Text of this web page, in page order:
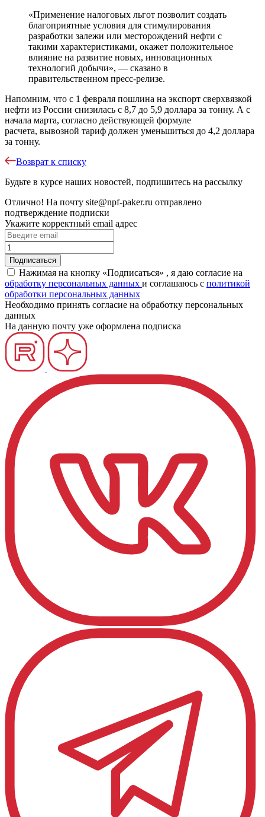
«Применение налоговых льгот позволит создать
благоприятные условия для стимулирования
разработки залежи или месторождений нефти с
такими характеристиками, окажет положительное
влияние на развитие новых, инновационных
технологий добычи», — сказано в
правительственном пресс-релизе.
Напомним, что с 1 февраля пошлина на экспорт сверхвязкой
нефти из России снизилась с 8,7 до 5,9 доллара за тонну. А с
начала марта, согласно действующей формуле
расчета, вывозной тариф должен уменьшиться до 4,2 доллара
за тонну.
Возврат к списку
Будьте в курсе наших новостей, подпишитесь на рассылку
Отлично! На почту site@npf-paker.ru отправлено
подтверждение подписки
Укажите корректный email адрес
Нажимая на кнопку «Подписаться» , я даю согласие на
обработку персональных данных и соглашаюсь c политикой
обработки персональных данных
Необходимо принять согласие на обработку персональных
данных
На данную почту уже оформлена подписка